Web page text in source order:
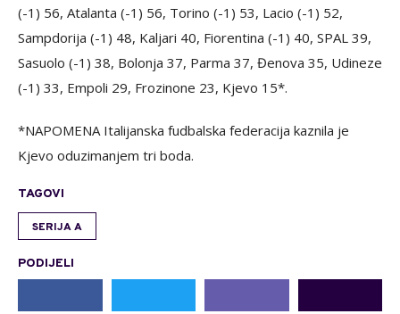
(-1) 56, Atalanta (-1) 56, Torino (-1) 53, Lacio (-1) 52,
Sampdorija (-1) 48, Kaljari 40, Fiorentina (-1) 40, SPAL 39,
Sasuolo (-1) 38, Bolonja 37, Parma 37, Đenova 35, Udineze
(-1) 33, Empoli 29, Frozinone 23, Kjevo 15*.
*NAPOMENA Italijanska fudbalska federacija kaznila je
Kjevo oduzimanjem tri boda.
TAGOVI
SERIJA A
PODIJELI